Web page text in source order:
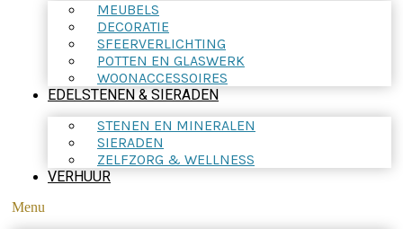
MEUBELS
DECORATIE
SFEERVERLICHTING
POTTEN EN GLASWERK
WOONACCESSOIRES
EDELSTENEN & SIERADEN
STENEN EN MINERALEN
SIERADEN
ZELFZORG & WELLNESS
VERHUUR
Menu